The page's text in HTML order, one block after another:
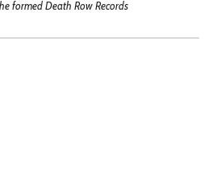
formed Death Row Records